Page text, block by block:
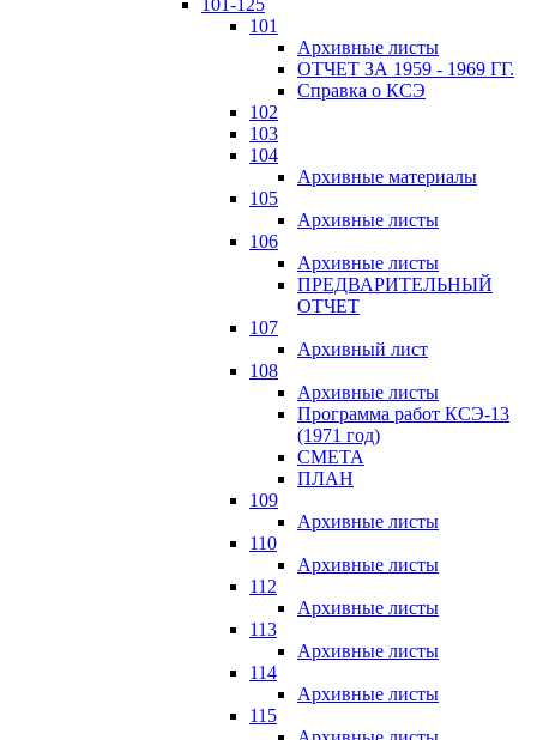
101-125
101
Архивные листы
ОТЧЕТ ЗА 1959 - 1969 ГГ.
Справка о КСЭ
102
103
104
Архивные материалы
105
Архивные листы
106
Архивные листы
ПРЕДВАРИТЕЛЬНЫЙ
ОТЧЕТ
107
Архивный лист
108
Архивные листы
Программа работ КСЭ-13
(1971 год)
СМЕTA
ПЛАН
109
Архивные листы
110
Архивные листы
112
Архивные листы
113
Архивные листы
114
Архивные листы
115